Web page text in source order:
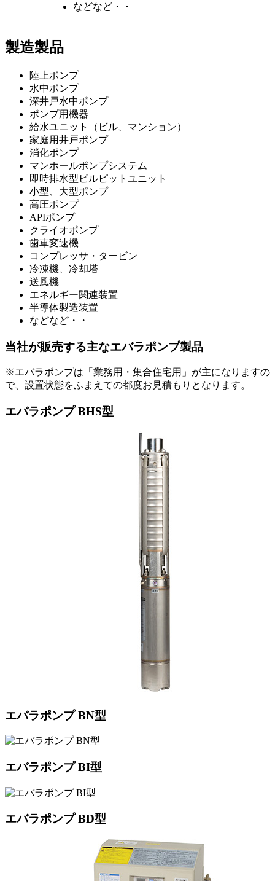
などなど・・
製造製品
陸上ポンプ
水中ポンプ
深井戸水中ポンプ
ポンプ用機器
給水ユニット（ビル、マンション）
家庭用井戸ポンプ
消化ポンプ
マンホールポンプシステム
即時排水型ビルピットユニット
小型、大型ポンプ
高圧ポンプ
APIポンプ
クライオポンプ
歯車変速機
コンプレッサ・タービン
冷凍機、冷却塔
送風機
エネルギー関連装置
半導体製造装置
などなど・・
当社が販売する主なエバラポンプ製品
※エバラポンプは「業務用・集合住宅用」が主になりますの
で、設置状態をふまえての都度お見積もりとなります。
エバラポンプ BHS型
エバラポンプ BN型
エバラポンプ BI型
エバラポンプ BD型